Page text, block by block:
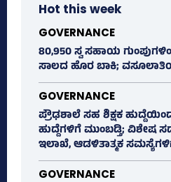
Hot this week
GOVERNANCE
80,950 ಸ್ವ ಸಹಾಯ
ಸಾಲದ ಹೊರ ಬಾಕಿ;
GOVERNANCE
ಪ್ರೌಢಶಾಲೆ ಸಹ ಶಿಕ್ಷಕ
ಹುದ್ದೆಗಳಿಗೆ ಮುಂಬಡ್ತಿ; ವಿಶೇಷ
ಇಲಾಖೆ, ಆಡಳಿತಾತ್ಮಕ
GOVERNANCE